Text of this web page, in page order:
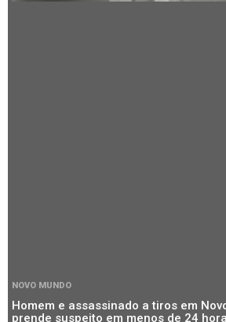
NOVO MUNDO
Homem e assassinado a tiros em
prende suspeito em menos de 24